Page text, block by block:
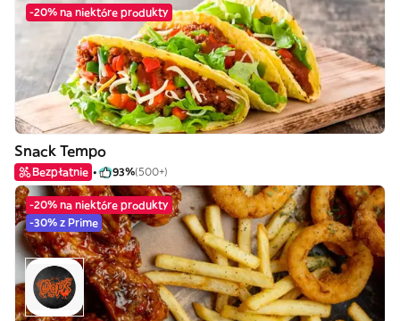
-20% na niektóre produkty
Snack Tempo
Bezpłatnie 93%(500+)
-20% na niektóre produkty
-30% z Prime